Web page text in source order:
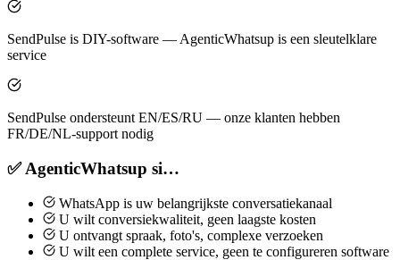
SendPulse is DIY-software — AgenticWhatsup is een sleutelklare
service
SendPulse ondersteunt EN/ES/RU — onze klanten hebben
FR/DE/NL-support nodig
✅ AgenticWhatsup si…
WhatsApp is uw belangrijkste conversatiekanaal
U wilt conversiekwaliteit, geen laagste kosten
U ontvangt spraak, foto's, complexe verzoeken
U wilt een complete service, geen te configureren software